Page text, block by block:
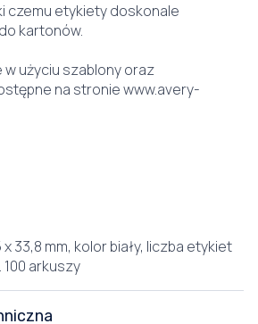
czemu etykiety doskonale
kartonów.
w użyciu szablony oraz
na stronie www.avery-
33,8 mm, kolor biały, liczba etykiet
100 arkuszy